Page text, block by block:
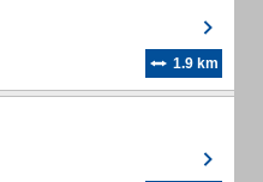
1.9 km